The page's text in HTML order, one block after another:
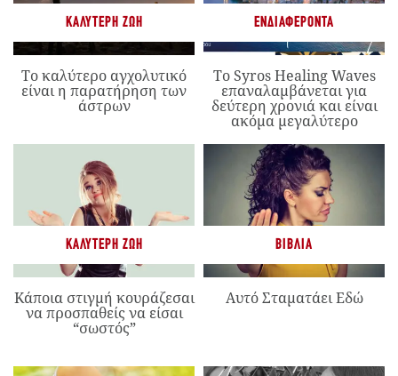
ΚΑΛΎΤΕΡΗ ΖΩΉ
Το καλύτερο αγχολυτικό
είναι η παρατήρηση των
άστρων
ΕΝΔΙΑΦΈΡΟΝΤΑ
Το Syros Healing Waves
επαναλαμβάνεται για
δεύτερη χρονιά και είναι
ακόμα μεγαλύτερο
ΚΑΛΎΤΕΡΗ ΖΩΉ
Κάποια στιγμή κουράζεσαι
να προσπαθείς να είσαι
“σωστός”
ΒΙΒΛΊΑ
Αυτό Σταματάει Εδώ